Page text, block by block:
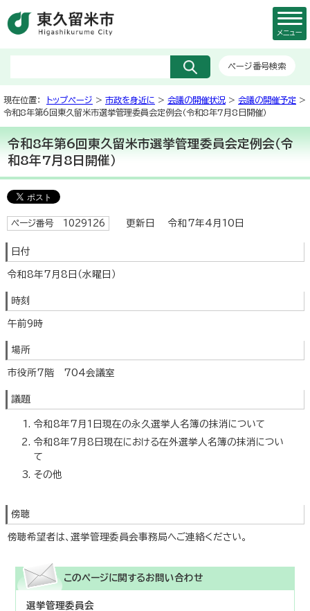
ページ番号検索
メニュー
現在位置： トップページ > 市政を身近に > 会議の開催状況 > 会議の開催予定 >
令和8年第6回東久留米市選挙管理委員会定例会（令和8年7月8日開催）
令和8年第6回東久留米市選挙管理委員会定例会（令
和8年7月8日開催）
ページ番号 1029126 更新日 令和7年4月10日
日付
令和8年7月8日（水曜日）
時刻
午前9時
場所
市役所7階 704会議室
議題
令和8年7月1日現在の永久選挙人名簿の抹消について
令和8年7月8日現在における在外選挙人名簿の抹消につい
て
その他
傍聴
傍聴希望者は、選挙管理委員会事務局へご連絡ください。
このページに関するお問い合わせ
選挙管理委員会